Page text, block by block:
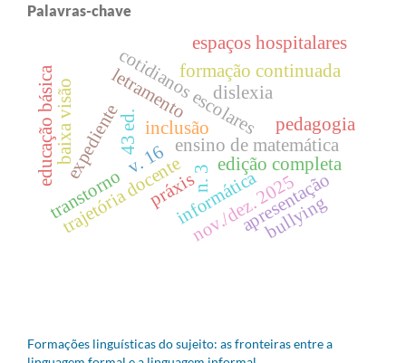
Palavras-chave
edição completa
v. 16
n. 3
nov./dez. 2025
43 ed.
expediente
apresentação
ensino de matemática
cotidianos escolares
trajetória docente
formação continuada
baixa visão
educação básica inclusão
letramento
informática
espaços hospitalares
práxis
pedagogia
dislexia
transtorno bullying
Formações linguísticas do sujeito: as fronteiras entre a